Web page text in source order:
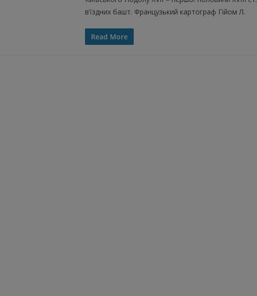
в’їздних башт. Французький картограф Гійом Л.
Read More